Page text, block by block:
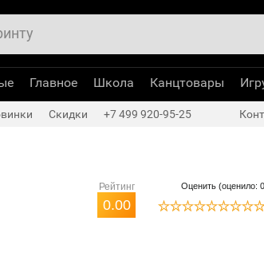
Рейтинг
0.00
Оценить (оценило:
Главное Школа Канцтовары
Скидки +7 499 920-95-25